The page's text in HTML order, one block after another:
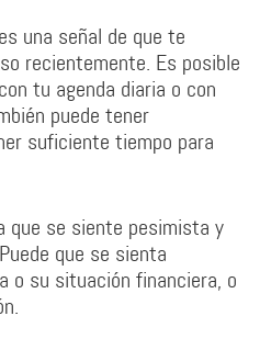
una señal de que te
recientemente. Es posible
tu agenda diaria o con
puede tener
suficiente tiempo para
que se siente pesimista y
que se sienta
o su situación financiera, o